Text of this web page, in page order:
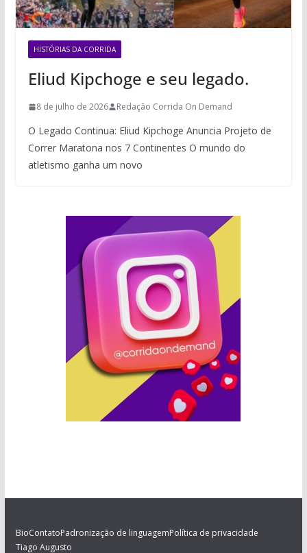
HISTÓRIAS DA CORRIDA
Eliud Kipchoge e seu legado.
8 de julho de 2026 Redação Corrida On Demand
O Legado Continua: Eliud Kipchoge Anuncia Projeto de
Correr Maratona nos 7 Continentes O mundo do
atletismo ganha um novo
BioContatoPadronização de linguagemPolítica de privacidade
Tiago Augusto